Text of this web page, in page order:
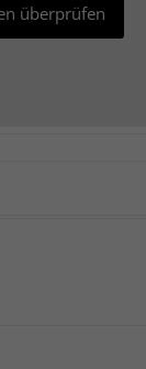
überprüfen